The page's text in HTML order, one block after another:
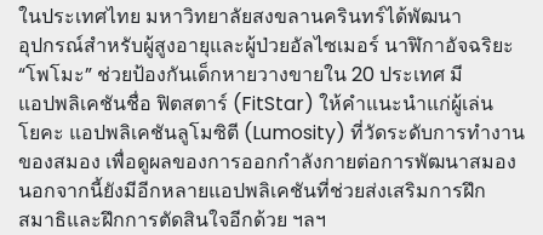
ในประเทศไทย มหาวิทยาลัยสงขลานครินทร์ได้พัฒนา
อุปกรณ์สำหรับผู้สูงอายุและผู้ป่วยอัลไซเมอร์ นาฬิกาอัจฉริยะ
“โพโมะ” ช่วยป้องกันเด็กหายวางขายใน 20 ประเทศ มี
แอปพลิเคชันชื่อ ฟิตสตาร์ (FitStar) ให้คำแนะนำแก่ผู้เล่น
โยคะ แอปพลิเคชันลูโมซิตี (Lumosity) ที่วัดระดับการทำงาน
ของสมอง เพื่อดูผลของการออกกำลังกายต่อการพัฒนาสมอง
นอกจากนี้ยังมีอีกหลายแอปพลิเคชันที่ช่วยส่งเสริมการฝึก
สมาธิและฝึกการตัดสินใจอีกด้วย ฯลฯ